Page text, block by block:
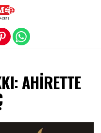
AHİRETTE